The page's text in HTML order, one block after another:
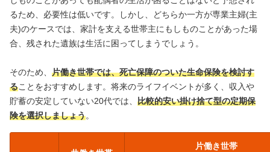
るため、必要性は低いです。しかし、どちらか一方が専業主婦(主
夫)のケースでは、家計を支える世帯主にもしものことがあった場
合、残された遺族は生活に困ってしまうでしょう。
そのため、 片働き世帯では、死亡保障のついた生命保険を検討す
ることをおすすめします。将来のライフイベントが多く、収入や
貯蓄の安定していない20代では、 比較的安い掛け捨て型の定期保
険を選択しましょう。
片働き世帯